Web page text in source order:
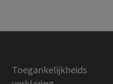
Toegankelijkheids